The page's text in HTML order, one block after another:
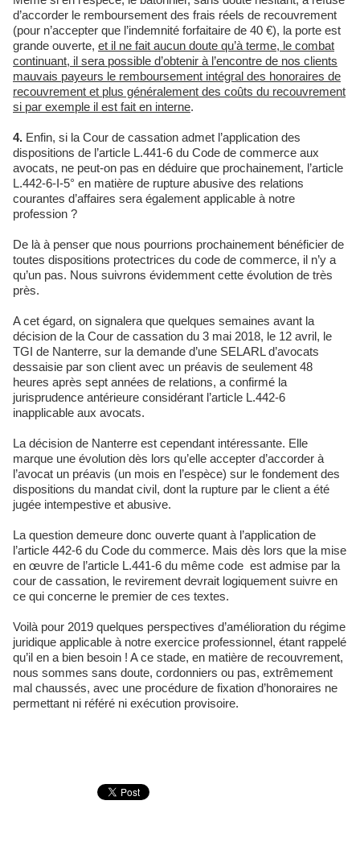
d’accorder le remboursement des frais réels de recouvrement
(pour n’accepter que l’indemnité forfaitaire de 40 €), la porte est
grande ouverte, et il ne fait aucun doute qu’à terme, le combat
continuant, il sera possible d’obtenir à l’encontre de nos clients
mauvais payeurs le remboursement intégral des honoraires de
recouvrement et plus généralement des coûts du recouvrement
si par exemple il est fait en interne.
4. Enfin, si la Cour de cassation admet l’application des
dispositions de l’article L.441-6 du Code de commerce aux
avocats, ne peut-on pas en déduire que prochainement, l’article
L.442-6-I-5° en matière de rupture abusive des relations
courantes d’affaires sera également applicable à notre
profession ?
De là à penser que nous pourrions prochainement bénéficier de
toutes dispositions protectrices du code de commerce, il n’y a
qu’un pas. Nous suivrons évidemment cette évolution de très
près.
A cet égard, on signalera que quelques semaines avant la
décision de la Cour de cassation du 3 mai 2018, le 12 avril, le
TGI de Nanterre, sur la demande d’une SELARL d’avocats
dessaisie par son client avec un préavis de seulement 48
heures après sept années de relations, a confirmé la
jurisprudence antérieure considérant l’article L.442-6
inapplicable aux avocats.
La décision de Nanterre est cependant intéressante. Elle
marque une évolution dès lors qu’elle accepter d’accorder à
l’avocat un préavis (un mois en l’espèce) sur le fondement des
dispositions du mandat civil, dont la rupture par le client a été
jugée intempestive et abusive.
La question demeure donc ouverte quant à l’application de
l’article 442-6 du Code du commerce. Mais dès lors que la mise
en œuvre de l’article L.441-6 du même code est admise par la
cour de cassation, le revirement devrait logiquement suivre en
ce qui concerne le premier de ces textes.
Voilà pour 2019 quelques perspectives d’amélioration du régime
juridique applicable à notre exercice professionnel, étant rappelé
qu’il en a bien besoin ! A ce stade, en matière de recouvrement,
nous sommes sans doute, cordonniers ou pas, extrêmement
mal chaussés, avec une procédure de fixation d’honoraires ne
permettant ni référé ni exécution provisoire.